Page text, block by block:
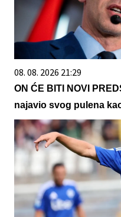
08. 08. 2026 21:29
ON ĆE BITI NOVI
najavio svog pulena